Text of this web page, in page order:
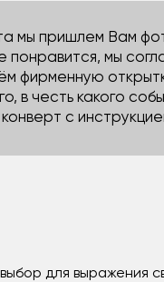
мы пришлем Вам
понравится, мы
фирменную
в честь какого
с
для выражения